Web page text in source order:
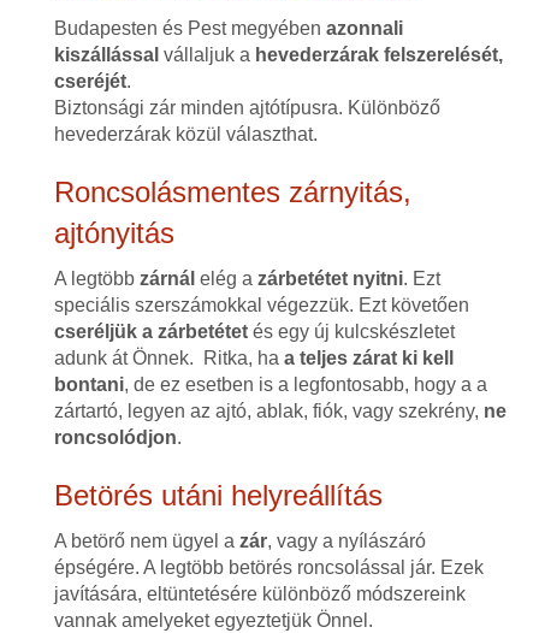
Budapesten és Pest megyében azonnali
kiszállással vállaljuk a hevederzárak felszerelését,
cseréjét.
Biztonsági zár minden ajtótípusra. Különböző
hevederzárak közül választhat.
Roncsolásmentes zárnyitás,
ajtónyitás
A legtöbb zárnál elég a zárbetétet nyitni. Ezt
speciális szerszámokkal végezzük. Ezt követően
cseréljük a zárbetétetés egy új kulcskészletet
adunk át Önnek. Ritka, ha a teljes zárat ki kell
bontani, de ez esetben is a legfontosabb, hogy a a
zártartó, legyen az ajtó, ablak, fiók, vagy szekrény, ne
roncsolódjon.
Betörés utáni helyreállítás
A betörő nem ügyel a zár, vagy a nyílászáró
épségére. A legtöbb betörés roncsolással jár. Ezek
javítására, eltüntetésére különböző módszereink
vannak amelyeket egyeztetjük Önnel.